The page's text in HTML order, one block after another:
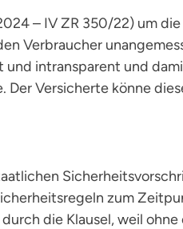
– IV ZR 350/22) um die
Verbraucher
intransparent und
Versicherte könne
zum
die Klausel, weil